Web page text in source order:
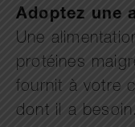
Adoptez une
Une
protéines
fournit à votre
dont il a